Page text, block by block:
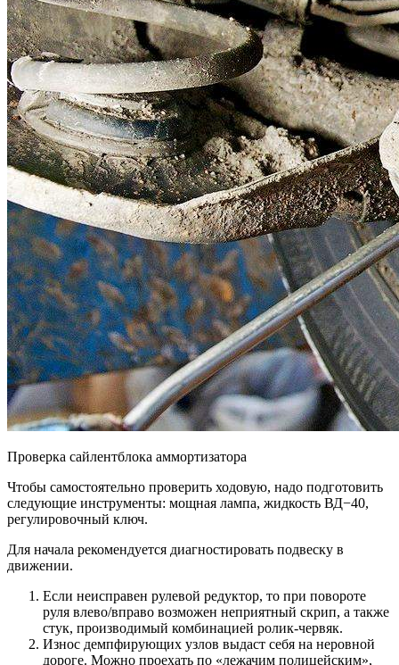
Проверка сайлентблока аммортизатора
Чтобы самостоятельно проверить ходовую, надо подготовить
следующие инструменты: мощная лампа, жидкость ВД−40,
регулировочный ключ.
Для начала рекомендуется диагностировать подвеску в
движении.
Если неисправен рулевой редуктор, то при повороте
руля влево/вправо возможен неприятный скрип, а также
стук, производимый комбинацией ролик‐червяк.
Износ демпфирующих узлов выдаст себя на неровной
дороге. Можно проехать по «лежачим полицейским»,